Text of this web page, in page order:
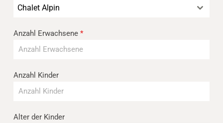
Chalet Alpin
Anzahl Erwachsene *
Anzahl Kinder
Alter der Kinder